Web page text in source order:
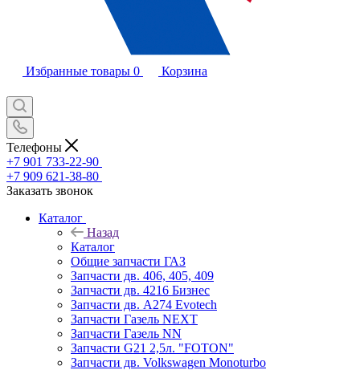
Избранные товары 0 Корзина
Телефоны
+7 901 733-22-90
+7 909 621-38-80
Заказать звонок
Каталог
Назад
Каталог
Общие запчасти ГАЗ
Запчасти дв. 406, 405, 409
Запчасти дв. 4216 Бизнес
Запчасти дв. A274 Evotech
Запчасти Газель NEXT
Запчасти Газель NN
Запчасти G21 2,5л. "FOTON"
Запчасти дв. Volkswagen Monoturbo